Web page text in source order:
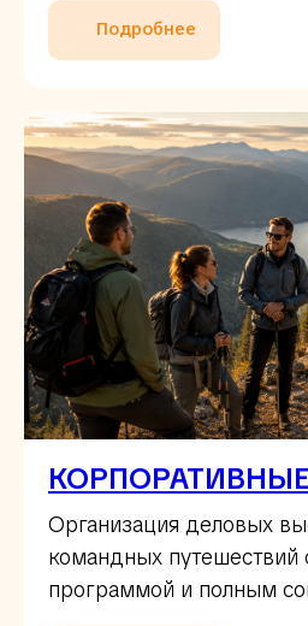
Подробнее
Организация деловых
командных путешествий
программой и полным